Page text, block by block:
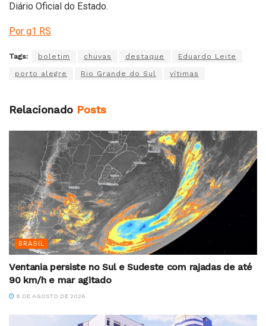
Diário Oficial do Estado.
Por g1 RS
Tags: boletim chuvas destaque Eduardo Leite
porto alegre Rio Grande do Sul vítimas
Relacionado Posts
BRASIL
Ventania persiste no Sul e Sudeste com rajadas de até
90 km/h e mar agitado
8 DE AGOSTO DE 2026